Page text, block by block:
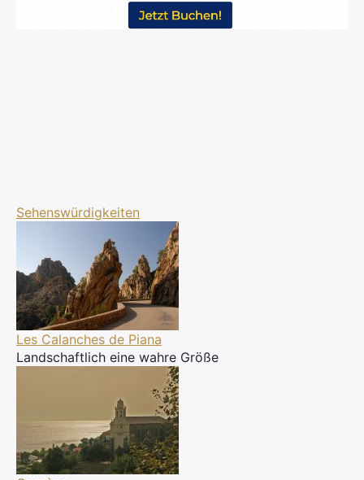
Sehenswürdigkeiten
Les Calanches de Piana
Landschaftlich eine wahre Größe